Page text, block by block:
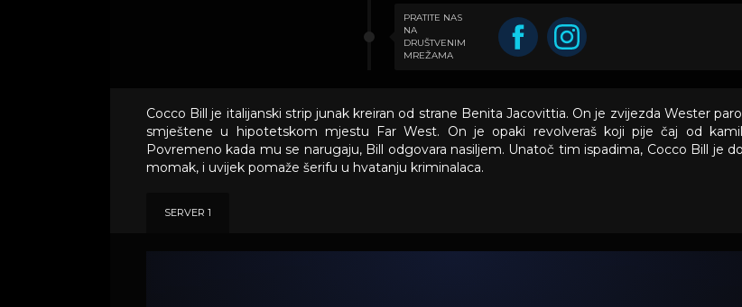
PRATITE NAS
NA
DRUŠTVENIM
MREŽAMA
Cocco Bill je italijanski strip junak kreiran od strane Benita Jacovittia. On je zvijezda Wester
smještene u hipotetskom mjestu Far West. On je opaki revolveraš koji pije čaj od
Povremeno kada mu se narugaju, Bill odgovara nasiljem. Unatoč tim ispadima, Cocco Bill je
momak, i uvijek pomaže šerifu u hvatanju kriminalaca.
SERVER 1